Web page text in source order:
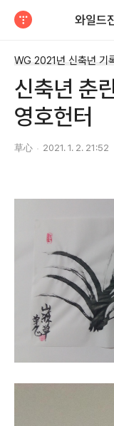
WG 2021년 신축년 기
신축년 춘
영호헌터
草心 2021. 1. 2. 21:52